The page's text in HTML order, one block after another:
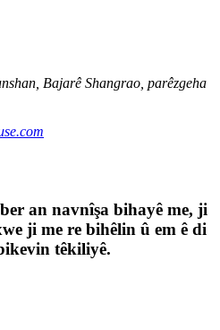
Bajarê Shangrao, parêzgeha
an navnîşa bihayê me, ji
ji me re bihêlin û em ê di
têkiliyê.